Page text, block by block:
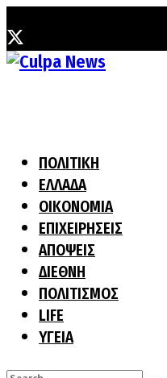
ΠΟΛΙΤΙΚΗ
ΕΛΛΑΔΑ
ΟΙΚΟΝΟΜΙΑ
ΕΠΙΧΕΙΡΗΣΕΙΣ
ΑΠΟΨΕΙΣ
ΔΙΕΘΝΗ
ΠΟΛΙΤΙΣΜΟΣ
LIFE
ΥΓΕΙΑ